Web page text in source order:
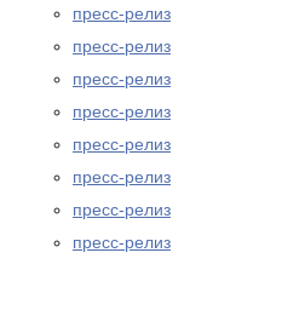
пресс-релиз
пресс-релиз
пресс-релиз
пресс-релиз
пресс-релиз
пресс-релиз
пресс-релиз
пресс-релиз